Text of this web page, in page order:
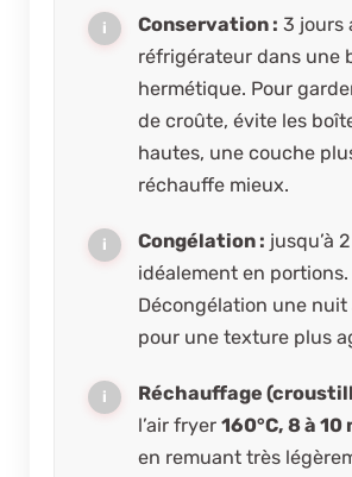
Conservation : 3 jours
réfrigérateur dans une
hermétique. Pour
de croûte, évite les
hautes, une couche
réchauffe mieux.
Congélation : jusqu’à
idéalement en portions.
Décongélation une
pour une texture plus
Réchauffage
l’air fryer 160°C, 8 à
en remuant très